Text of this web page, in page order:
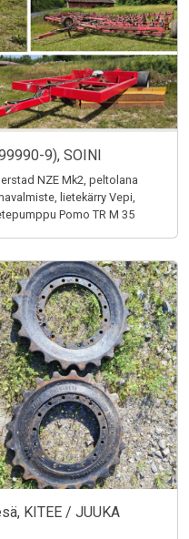
9), SOINI
NZE Mk2, peltolana
lietekärry Vepi,
Pomo TR M 35
KITEE / JUUKA